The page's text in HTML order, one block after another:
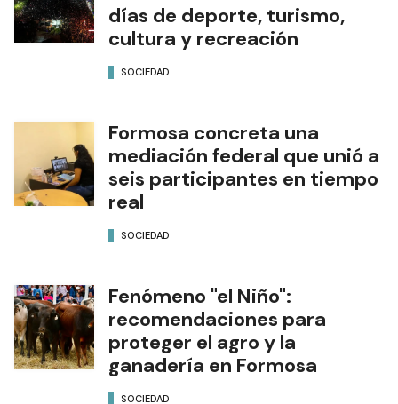
días de deporte, turismo,
cultura y recreación
SOCIEDAD
Formosa concreta una
mediación federal que unió a
seis participantes en tiempo
real
SOCIEDAD
Fenómeno "el Niño":
recomendaciones para
proteger el agro y la
ganadería en Formosa
SOCIEDAD